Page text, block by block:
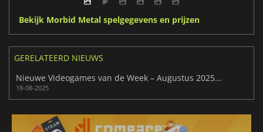
Bekijk Morbid Metal spelgegevens en prijzen
GERELATEERD NIEUWS
Nieuwe Videogames van de Week – Augustus 2025 (Week 34)
18-08-2025